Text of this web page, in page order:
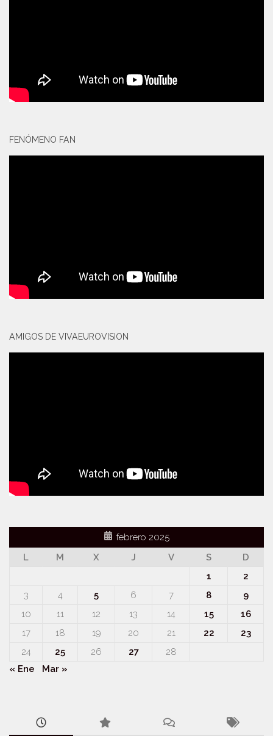
FENÓMENO FAN
AMIGOS DE VIVAEUROVISION
febrero 2025
L
M X J V S
D
1
2
3
4 5 6 7 8
9
10
11 12 13 14 15
16
17
18 19 20 21 22
23
24
25 26 27
28
« Ene
Mar »